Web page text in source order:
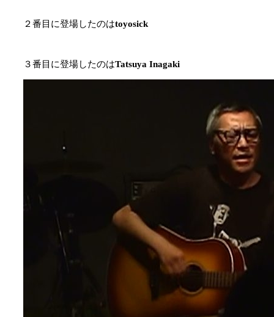
２番目に登場したのはtoyosick
３番目に登場したのはTatsuya Inagaki